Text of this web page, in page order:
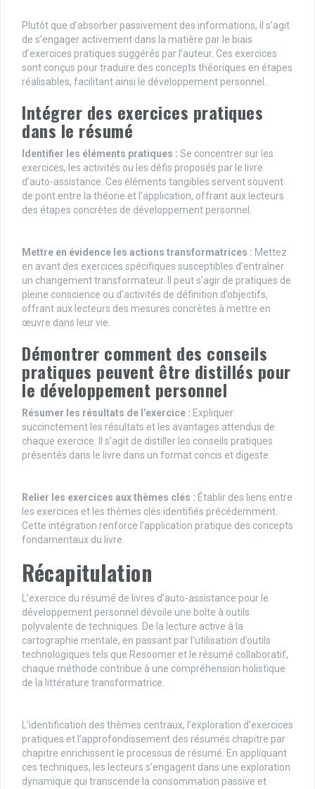
Plutôt que d’absorber passivement des informations, il s’agit
de s’engager activement dans la matière par le biais
d’exercices pratiques suggérés par l’auteur. Ces exercices
sont conçus pour traduire des concepts théoriques en étapes
réalisables, facilitant ainsi le développement personnel.
Intégrer des exercices pratiques
dans le résumé
Identifier les éléments pratiques : Se concentrer sur les
exercices, les activités ou les défis proposés par le livre
d’auto-assistance. Ces éléments tangibles servent souvent
de pont entre la théorie et l’application, offrant aux lecteurs
des étapes concrètes de développement personnel.
Mettre en évidence les actions transformatrices : Mettez
en avant des exercices spécifiques susceptibles d’entraîner
un changement transformateur. Il peut s’agir de pratiques de
pleine conscience ou d’activités de définition d’objectifs,
offrant aux lecteurs des mesures concrètes à mettre en
œuvre dans leur vie.
Démontrer comment des conseils
pratiques peuvent être distillés pour
le développement personnel
Résumer les résultats de l’exercice : Expliquer
succinctement les résultats et les avantages attendus de
chaque exercice. Il s’agit de distiller les conseils pratiques
présentés dans le livre dans un format concis et digeste.
Relier les exercices aux thèmes clés : Établir des liens entre
les exercices et les thèmes clés identifiés précédemment.
Cette intégration renforce l’application pratique des concepts
fondamentaux du livre.
Récapitulation
L’exercice du résumé de livres d’auto-assistance pour le
développement personnel dévoile une boîte à outils
polyvalente de techniques. De la lecture active à la
cartographie mentale, en passant par l’utilisation d’outils
technologiques tels que Resoomer et le résumé collaboratif,
chaque méthode contribue à une compréhension holistique
de la littérature transformatrice.
L’identification des thèmes centraux, l’exploration d’exercices
pratiques et l’approfondissement des résumés chapitre par
chapitre enrichissent le processus de résumé. En appliquant
ces techniques, les lecteurs s’engagent dans une exploration
dynamique qui transcende la consommation passive et